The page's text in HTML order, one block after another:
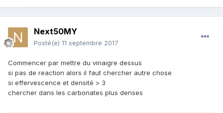
Next50MY
Posté(e) 11 septembre 2017
Commencer par mettre du vinaigre dessus
si pas de reaction alors il faut chercher autre chose
si effervescence et densité > 3
chercher dans les carbonates plus denses